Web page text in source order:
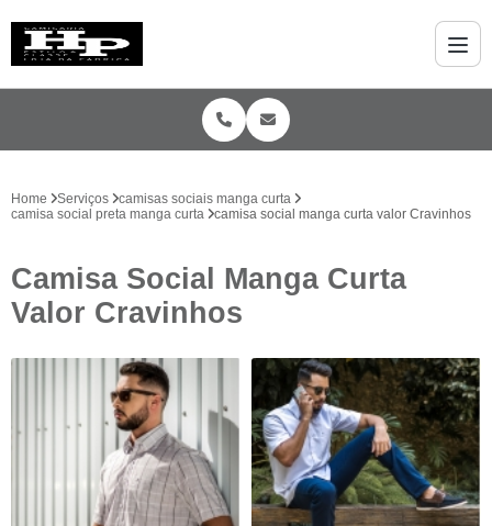
Home Serviços
camisas sociais manga curta
camisa social preta manga curta
camisa social manga curta valor Cravinhos
Camisa Social Manga Curta
Valor Cravinhos